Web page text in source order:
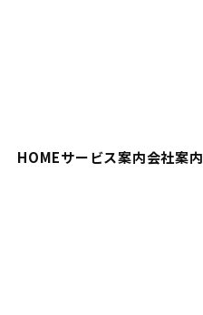
HOMEサービス案内会社案内